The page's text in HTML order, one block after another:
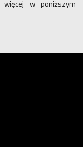
w poniższym